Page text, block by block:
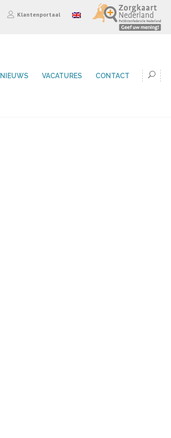
Klantenportaal
NIEUWS VACATURES CONTACT